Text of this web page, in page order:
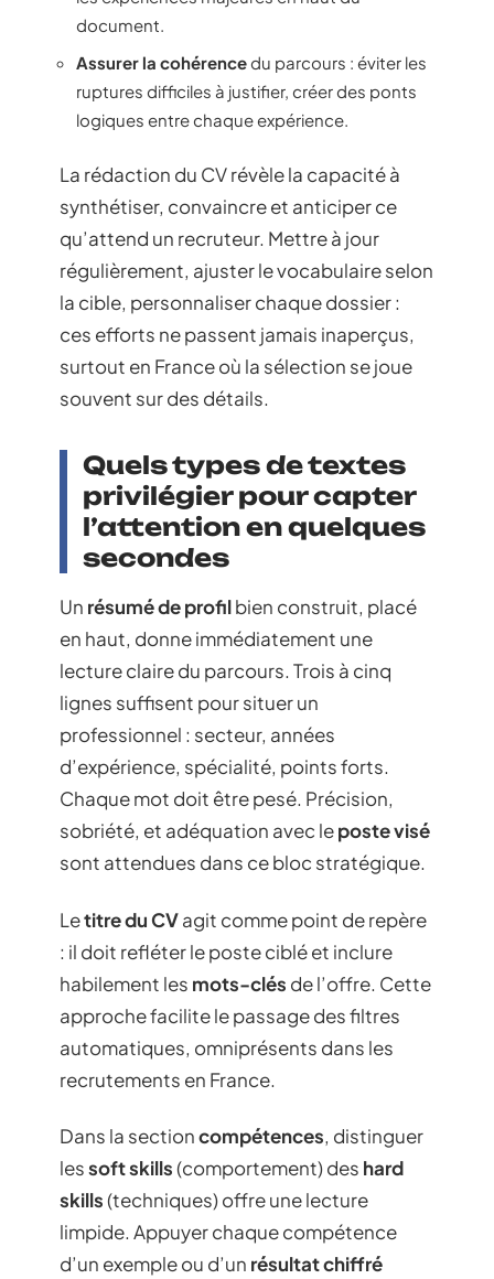
document.
Assurer la cohérencedu parcours : éviter les
ruptures difficiles à justifier, créer des ponts
logiques entre chaque expérience.
La rédaction du CV révèle la capacité à
synthétiser, convaincre et anticiper ce
qu’attend un recruteur. Mettre à jour
régulièrement, ajuster le vocabulaire selon
la cible, personnaliser chaque dossier :
ces efforts ne passent jamais inaperçus,
surtout en France où la sélection se joue
souvent sur des détails.
Quels types de textes
privilégier pour capter
l’attention en quelques
secondes
Un résumé de profilbien construit, placé
en haut, donne immédiatement une
lecture claire du parcours. Trois à cinq
lignes suffisent pour situer un
professionnel : secteur, années
d’expérience, spécialité, points forts.
Chaque mot doit être pesé. Précision,
sobriété, et adéquation avec leposte visé
sont attendues dans ce bloc stratégique.
Letitre du CVagit comme point de repère
: il doit refléter le poste ciblé et inclure
habilement les mots-clés de l’offre. Cette
approche facilite le passage des filtres
automatiques, omniprésents dans les
recrutements en France.
Dans la sectioncompétences, distinguer
lessoft skills(comportement) des hard
skills(techniques) offre une lecture
limpide. Appuyer chaque compétence
d’un exemple ou d’un résultat chiffré